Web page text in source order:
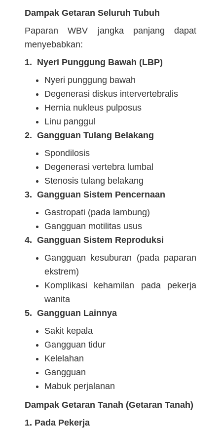
Dampak Getaran Seluruh Tubuh
Paparan WBV jangka panjang dapat
menyebabkan:
1. Nyeri Punggung Bawah (LBP)
Nyeri punggung bawah
Degenerasi diskus intervertebralis
Hernia nukleus pulposus
Linu panggul
2. Gangguan Tulang Belakang
Spondilosis
Degenerasi vertebra lumbal
Stenosis tulang belakang
3. Gangguan Sistem Pencernaan
Gastropati (pada lambung)
Gangguan motilitas usus
4. Gangguan Sistem Reproduksi
Gangguan kesuburan (pada paparan
ekstrem)
Komplikasi kehamilan pada pekerja
wanita
5. Gangguan Lainnya
Sakit kepala
Gangguan tidur
Kelelahan
Gangguan
Mabuk perjalanan
Dampak Getaran Tanah (Getaran Tanah)
1. Pada Pekerja